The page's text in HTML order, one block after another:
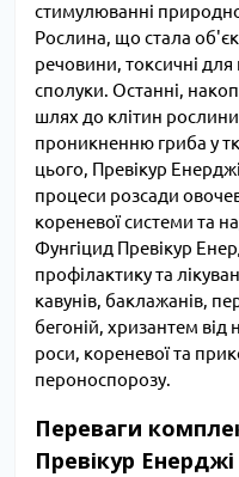
стимулюванні
Рослина, що стала
речовини, токсичні
сполуки. Останні,
шлях до клітин
проникненню гриба у
цього, Превікур
процеси розсади
кореневої системи та
Фунгіцид Превікур
профілактику та
кавунів, баклажанів,
бегоній, хризантем
роси, кореневої та
пероноспорозу.
Переваги
Превікур Енерджі